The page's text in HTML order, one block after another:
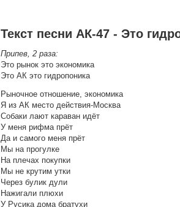
Текст песни АК-47 - Это
Припев, 2 раза:
Это рынок это экономика
Это АК это гидропоника
Рыночное отношение, экономика
Я из АК место действия-Москва
Собаки лают караван идёт
У меня рифма прёт
Да и самого меня прёт
Мы на прогулке
На плечах покупки
Мы не крутим утки
Через булик дули
Нажигали плюхи
У Русика дома братухи